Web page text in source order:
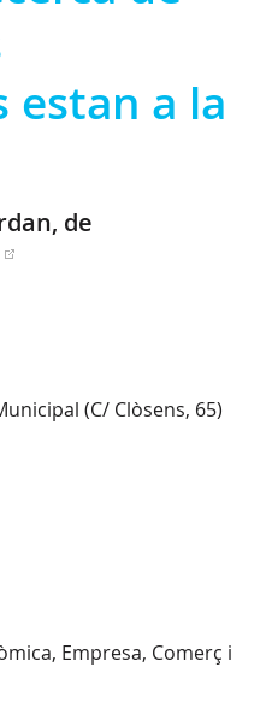
a la
de
(C/ Clòsens, 65)
Empresa, Comerç i